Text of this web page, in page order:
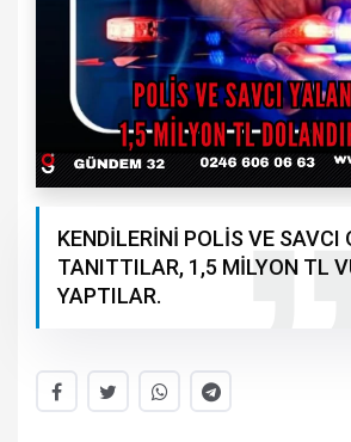
KENDİLERİNİ POLİS VE SAVCI
TANITTILAR, 1,5 MİLYON TL
YAPTILAR.